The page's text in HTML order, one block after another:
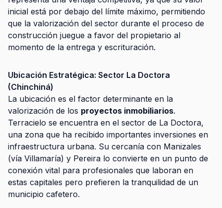
inicial está por debajo del límite máximo, permitiendo
que la valorización del sector durante el proceso de
construcción juegue a favor del propietario al
momento de la entrega y escrituración.
Ubicación Estratégica: Sector La Doctora
(Chinchiná)
La ubicación es el factor determinante en la
valorización de los proyectos inmobiliarios.
Terracielo se encuentra en el sector de La Doctora,
una zona que ha recibido importantes inversiones en
infraestructura urbana. Su cercanía con Manizales
(vía Villamaría) y Pereira lo convierte en un punto de
conexión vital para profesionales que laboran en
estas capitales pero prefieren la tranquilidad de un
municipio cafetero.